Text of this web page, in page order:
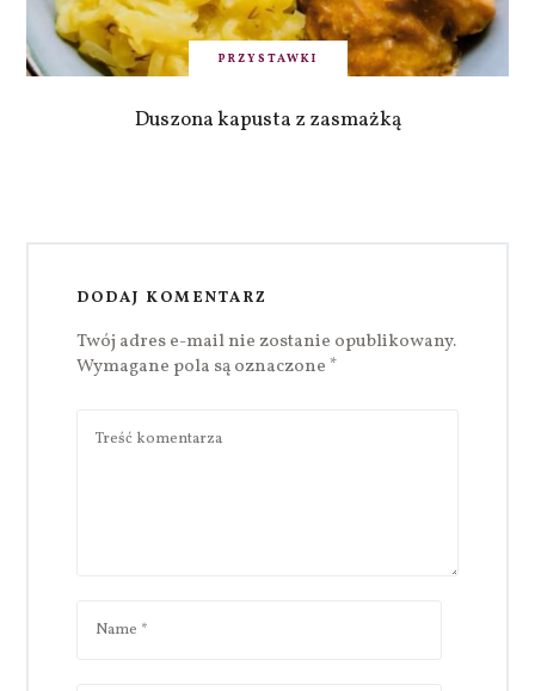
PRZYSTAWKI
Duszona kapusta z zasmażką
DODAJ KOMENTARZ
Twój adres e-mail nie zostanie opublikowany.
Wymagane pola są oznaczone *